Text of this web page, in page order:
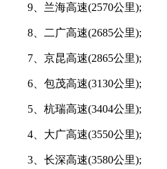
9、兰海高速(2570公里);
8、二广高速(2685公里);
7、京昆高速(2865公里);
6、包茂高速(3130公里);
5、杭瑞高速(3404公里);
4、大广高速(3550公里);
3、长深高速(3580公里);